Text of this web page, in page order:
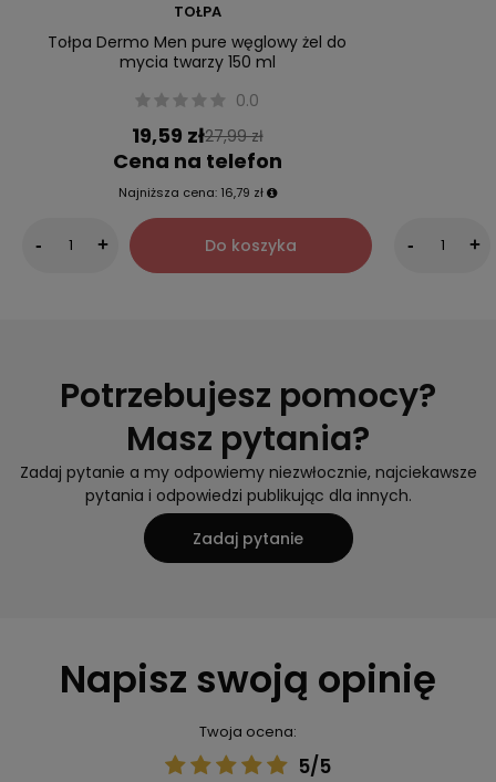
TOŁPA
Tołpa Dermo Men pure węglowy żel do
mycia twarzy 150 ml
0.0
19,59 zł27,99 zł
Cena na telefon
Najniższa cena: 16,79 zł
- + Do koszyka - +
Potrzebujesz pomocy?
Masz pytania?
Zadaj pytanie a my odpowiemy niezwłocznie, najciekawsze
pytania i odpowiedzi publikując dla innych.
Zadaj pytanie
Napisz swoją opinię
Twoja ocena:
5/5